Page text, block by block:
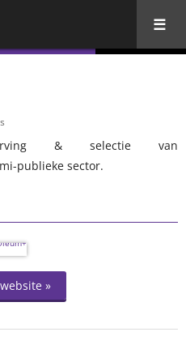
»
& selectie van
publieke sector.